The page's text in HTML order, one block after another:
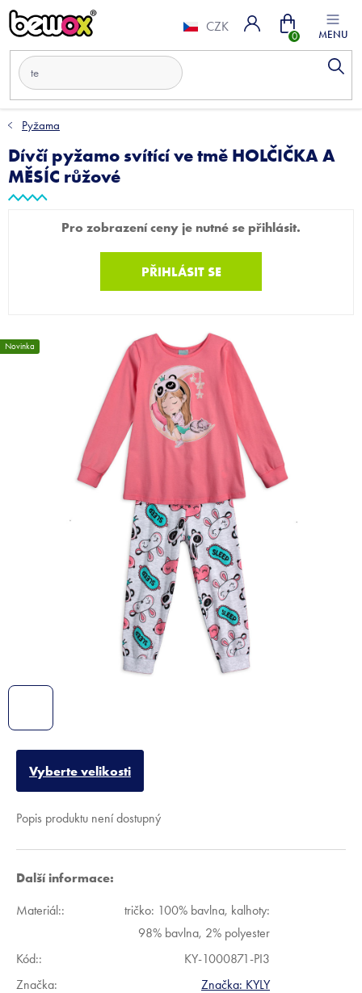
Přejít
na
CZK Nákupní
Pyžama
Dívčí pyžamo svítící ve tmě HOLČIČKA A
MĚSÍC růžové
Pro zobrazení ceny je nutné se přihlásit.
PŘIHLÁSIT SE
Novinka
Vyberte velikosti
Popis produktu není dostupný
Další informace:
Materiál::
tričko: 100% bavlna, kalhoty:
98% bavlna, 2% polyester
Kód::
KY-1000871-PI3
Značka:
Značka: KYLY